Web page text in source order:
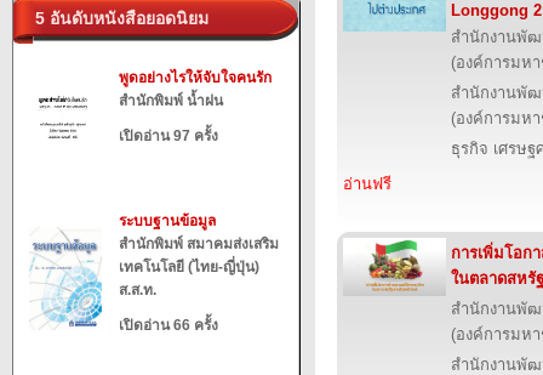
5 อันดับหนังสือยอดนิยม
พูดอย่างไรให้จับใจคนรัก
สำนักพิมพ์ น้ำฝน
เปิดอ่าน 97 ครั้ง
ระบบฐานข้อมูล
สำนักพิมพ์ สมาคมส่งเสริม
เทคโนโลยี (ไทย-ญี่ปุ่น)
ส.ส.ท.
เปิดอ่าน 66 ครั้ง
Longgong
สำนักงานพัฒ
(องค์การมห
สำนักงานพัฒ
(องค์การมห
ธุรกิจ เศรษฐ
อ่านฟรี
การเพิ่มโอก
ในตลาดสหรั
สำนักงานพัฒ
(องค์การมห
สำนักงานพัฒ